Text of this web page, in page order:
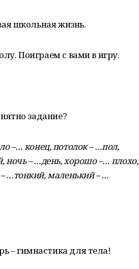
школьная жизнь.
Поиграем с вами в игру.
задание?
–… конец, потолок – …пол,
– …день, хорошо –… плохо,
…тонкий, маленький – …
– гимнастика для тела!